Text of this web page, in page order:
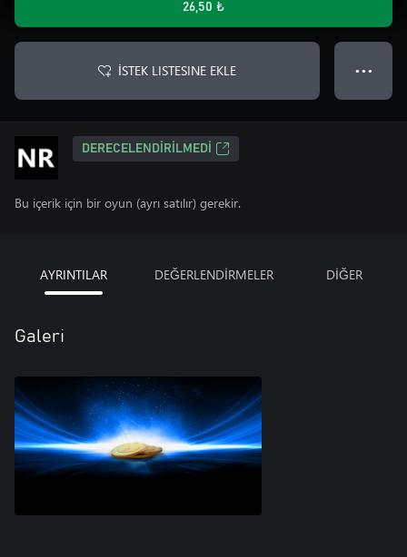
26,50 ₺
İSTEK LISTESINE EKLE ● ● ●
DERECELENDIRILMEDI
Bu içerik için bir oyun (ayrı satılır) gerekir.
AYRINTILAR DEĞERLENDİRMELER DİĞER
Galeri